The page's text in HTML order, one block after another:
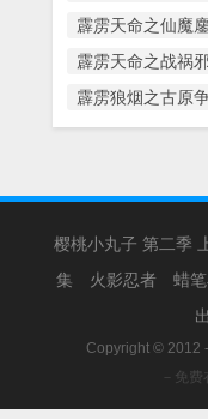
霹雳天命之仙魔
霹雳天命之战祸
霹雳狼烟之古原
樱桃小丸子 第二季
集
火影忍者 蜡
Copyright © 2012
－免